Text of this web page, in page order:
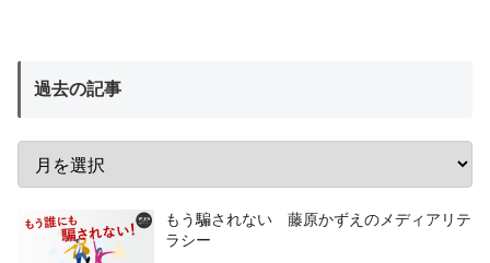
過去の記事
もう騙されない 藤原かずえのメディアリテ
ラシー